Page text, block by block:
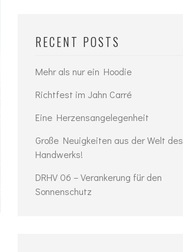
RECENT POSTS
Mehr als nur ein Hoodie
Richtfest im Jahn Carré
Eine Herzensangelegenheit
Große Neuigkeiten aus der Welt des
Handwerks!
DRHV 06 – Verankerung für den
Sonnenschutz